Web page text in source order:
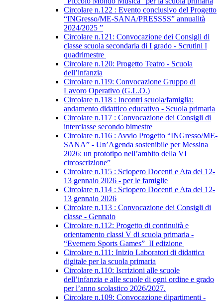
Circolare n.122 : Evento conclusivo del Progetto
“INGresso/ME-SANA/PRESSSS” annualità
2024/2025 ”
Circolare n.121: Convocazione dei Consigli di
classe scuola secondaria di I grado - Scrutini I
quadrimestre
Circolare n.120: Progetto Teatro - Scuola
dell’infanzia
Circolare n.119: Convocazione Gruppo di
Lavoro Operativo (G.L.O.)
Circolare n.118 : Incontri scuola/famiglia:
andamento didattico educativo - Scuola primaria
Circolare n.117 : Convocazione dei Consigli di
interclasse secondo bimestre
Circolare n.116 : Avvio Progetto “INGresso/ME-
SANA” - Un’Agenda sostenibile per Messina
2026: un prototipo nell’ambito della VI
circoscrizione”
Circolare n.115 : Sciopero Docenti e Ata del 12-
13 gennaio 2026 - per le famiglie
Circolare n.114 : Sciopero Docenti e Ata del 12-
13 gennaio 2026
Circolare n.113 : Convocazione dei Consigli di
classe - Gennaio
Circolare n.112: Progetto di continuità e
orientamento classi V di scuola primaria -
“Evemero Sports Games” II edizione
Circolare n.111: Inizio Laboratori di didattica
digitale per la scuola primaria
Circolare n.110: Iscrizioni alle scuole
dell’infanzia e alle scuole di ogni ordine e grado
per l’anno scolastico 2026/2027.
Circolare n.109: Convocazione dipartimenti -